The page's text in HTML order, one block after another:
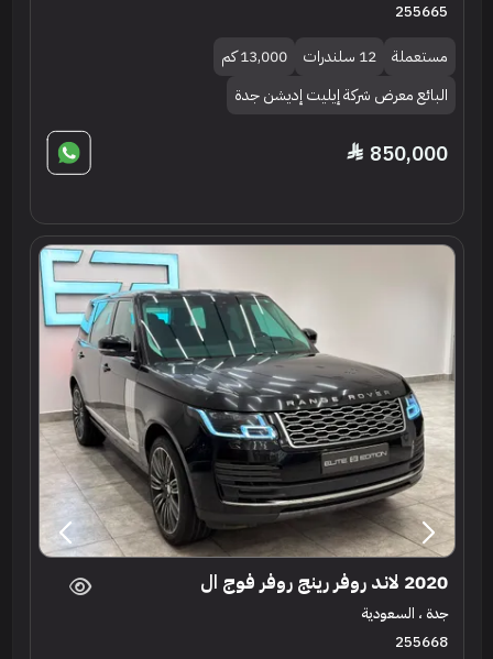
255665
مستعملة 12 سلندرات
13,000 كم
البائع معرض شركة إيليت إديشن جدة
850,000
2020 لاند روفر رينج روفر فوج ال
جدة ، السعودية
255668